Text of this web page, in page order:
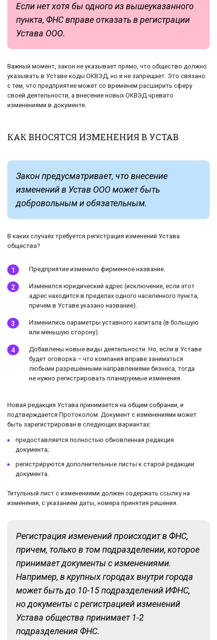
Если нет хотя бы одного из вышеуказанного
пункта, ФНС вправе отказать в регистрации
Устава ООО.
Важный момент, закон не указывает прямо, что общество должно
указывать в Уставе коды ОКВЭД, но и не запрещает. Это связано
с тем, что предприятие может со временем расширить сферу
своей деятельности, а внесение новых ОКВЭД чревато
изменениями в документе.
КАК ВНОСЯТСЯ ИЗМЕНЕНИЯ В УСТАВ
Закон предусматривает, что внесение
изменений в Устав ООО может быть
добровольным и обязательным.
В каких случаях требуется регистрация изменений Устава
общества?
Предприятие изменило фирменное название.
Изменился юридический адрес (исключение, если этот
адрес находится в пределах одного населенного пункта,
причем в Уставе указано название).
Изменились параметры уставного капитала (в большую
или меньшую сторону).
Добавлены новые виды деятельности. Но, если в Уставе
будет оговорка – что компания вправе заниматься
любыми разрешёнными направлениями бизнеса, тогда
не нужно регистрировать планируемые изменения.
Новая редакция Устава принимается на общем собрании, и
подтверждается Протоколом. Документ с изменениями может
быть зарегистрирован в следующих вариантах:
предоставляется полностью обновленная редакция
документа;
регистрируются дополнительные листы к старой редакции
документа.
Титульный лист с изменениями должен содержать ссылку на
изменения, с указанием даты, номера принятия решения.
Регистрация изменений происходит в ФНС,
причем, только в том подразделении, которое
принимает документы с изменениями.
Например, в крупных городах внутри города
может быть до 10-15 подразделений ИФНС,
но документы с регистрацией изменений
Устава общества принимает 1-2
подразделения ФНС.